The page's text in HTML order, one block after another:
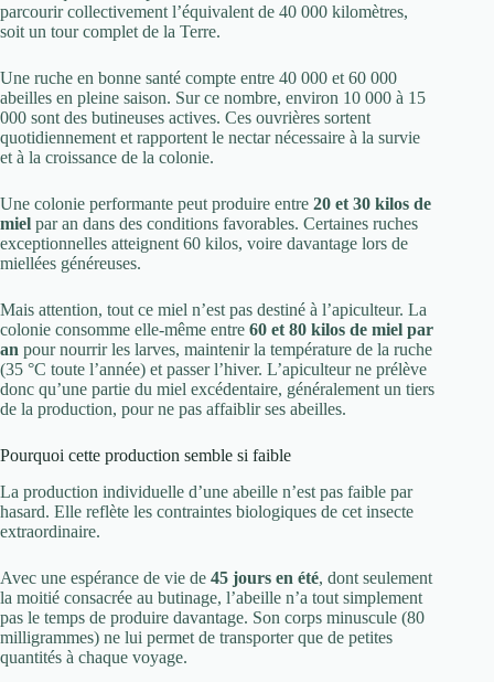
parcourir collectivement l’équivalent de 40 000 kilomètres,
soit un tour complet de la Terre.
Une ruche en bonne santé compte entre 40 000 et 60 000
abeilles en pleine saison. Sur ce nombre, environ 10 000 à 15
000 sont des butineuses actives. Ces ouvrières sortent
quotidiennement et rapportent le nectar nécessaire à la survie
et à la croissance de la colonie.
Une colonie performante peut produire entre 20 et 30 kilos de
miel par an dans des conditions favorables. Certaines ruches
exceptionnelles atteignent 60 kilos, voire davantage lors de
miellées généreuses.
Mais attention, tout ce miel n’est pas destiné à l’apiculteur. La
colonie consomme elle-même entre 60 et 80 kilos de miel par
an pour nourrir les larves, maintenir la température de la ruche
(35 °C toute l’année) et passer l’hiver. L’apiculteur ne prélève
donc qu’une partie du miel excédentaire, généralement un tiers
de la production, pour ne pas affaiblir ses abeilles.
Pourquoi cette production semble si faible
La production individuelle d’une abeille n’est pas faible par
hasard. Elle reflète les contraintes biologiques de cet insecte
extraordinaire.
Avec une espérance de vie de 45 jours en été, dont seulement
la moitié consacrée au butinage, l’abeille n’a tout simplement
pas le temps de produire davantage. Son corps minuscule (80
milligrammes) ne lui permet de transporter que de petites
quantités à chaque voyage.